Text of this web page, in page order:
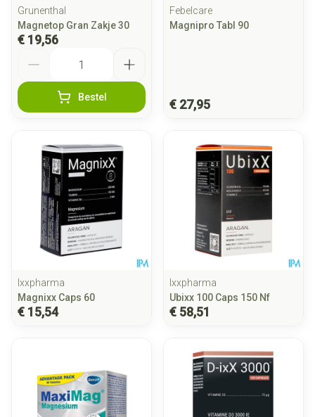
Grunenthal
Magnetop Gran Zakje 30
€ 19,56
Bestel
Febelcare
Magnipro Tabl 90
€ 27,95
Ixxpharma
Magnixx Caps 60
€ 15,54
Ixxpharma
Ubixx 100 Caps 150 Nf
€ 58,51